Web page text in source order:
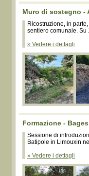
Muro di sostegno -
Ricostruzione, in
sentiero comunale. Su
» Vedere i dettagli
Formazione - Bages
Sessione di
Batipole in Limouxin
» Vedere i dettagli